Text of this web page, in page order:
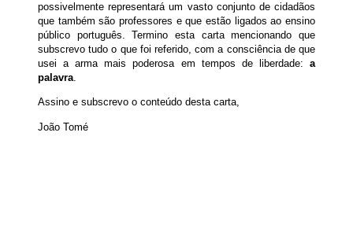
possivelmente representará um vasto conjunto de cidadãos
que também são professores e que estão ligados ao ensino
público português. Termino esta carta mencionando que
subscrevo tudo o que foi referido, com a consciência de que
usei a arma mais poderosa em tempos de liberdade: a
palavra.
Assino e subscrevo o conteúdo desta carta,
João Tomé